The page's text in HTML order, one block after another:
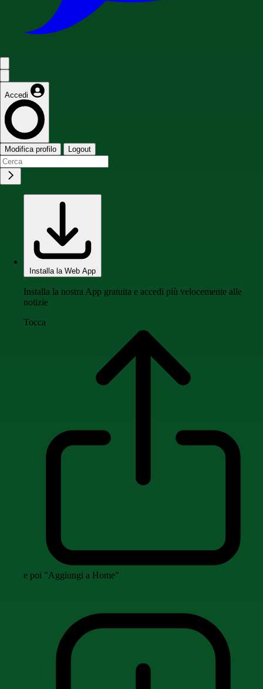
Accedi
Modifica profilo Logout
Installa la Web App
Installa la nostra App gratuita e accedi più velocemente alle
notizie
Tocca
e poi "Aggiungi a Home"